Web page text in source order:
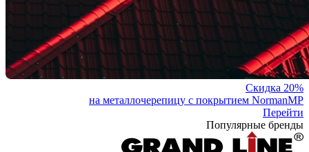
Скидка 20%
на металлочерепицу с покрытием NormanMP
Перейти
Популярные бренды